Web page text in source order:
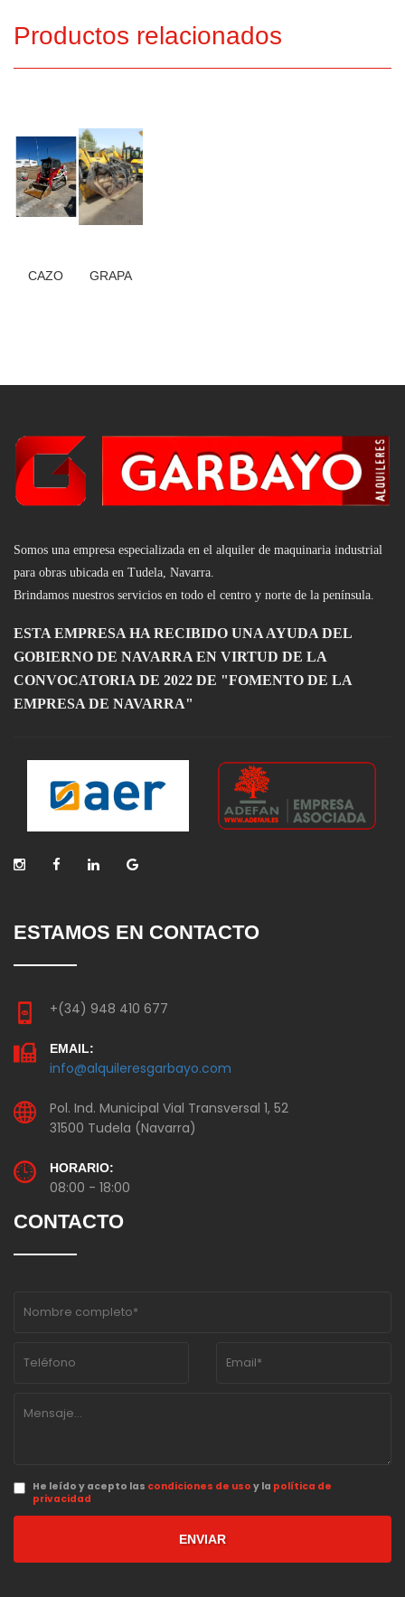
Productos relacionados
CAZO GRAPA
Somos una empresa especializada en el alquiler de maquinaria industrial
para obras ubicada en Tudela, Navarra.
Brindamos nuestros servicios en todo el centro y norte de la península.
ESTA EMPRESA HA RECIBIDO UNA AYUDA DEL
GOBIERNO DE NAVARRA EN VIRTUD DE LA
CONVOCATORIA DE 2022 DE "FOMENTO DE LA
EMPRESA DE NAVARRA"
ESTAMOS EN CONTACTO
+(34) 948 410 677
EMAIL:
info@alquileresgarbayo.com
Pol. Ind. Municipal Vial Transversal 1, 52
31500 Tudela (Navarra)
HORARIO:
08:00 - 18:00
CONTACTO
He leído y acepto las condiciones de uso y la política de
privacidad
ENVIAR